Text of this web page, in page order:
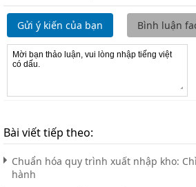
Gửi ý kiến của bạn Bình luận
Bài viết tiếp theo:
Chuẩn hóa quy trình xuất nhập kho:
hành